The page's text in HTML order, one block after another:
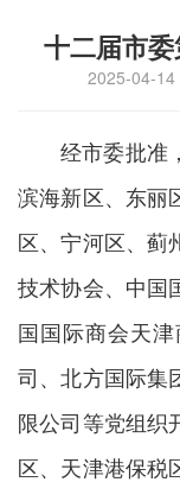
十二届市
2025-04-14
经市委批准
滨海新区、东丽
区、宁河区、蓟
技术协会、中国
国国际商会天
司、北方国际集
限公司等党组织
区、天津港保税